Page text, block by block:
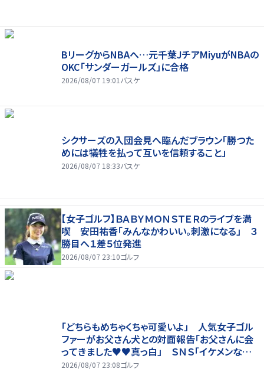
BリーグからNBAへ…元千葉JチアMiyuがNBAの
OKC「サンダーガールズ」に合格
2026/08/07 19:01 バスケ
シクサーズの入団会見へ臨んだブラウン「勝つた
めには犠牲を払って互いを信頼すること」
2026/08/07 18:33バスケ
【女子ゴルフ】ＢＡＢＹＭＯＮＳＴＥＲのライブを満
喫 安田祐香「みんなかわいい。刺激になる」 ３
勝目へ１差５位発進
2026/08/07 23:10ゴルフ
「どちらもめちゃくちゃ可愛いよ」 人気女子ゴル
ファーがお父さん犬との対面報告「お父さんに会
ってきました♥♥真っ白」 ＳＮＳ「イケメンなお
父さん」「白戸家入りするんですか？」
2026/08/07 23:08ゴルフ